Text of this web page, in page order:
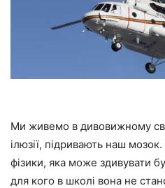
Ми живемо в дивовижному
ілюзії, підривають наш
фізики, яка може здивувати
для кого в школі вона не